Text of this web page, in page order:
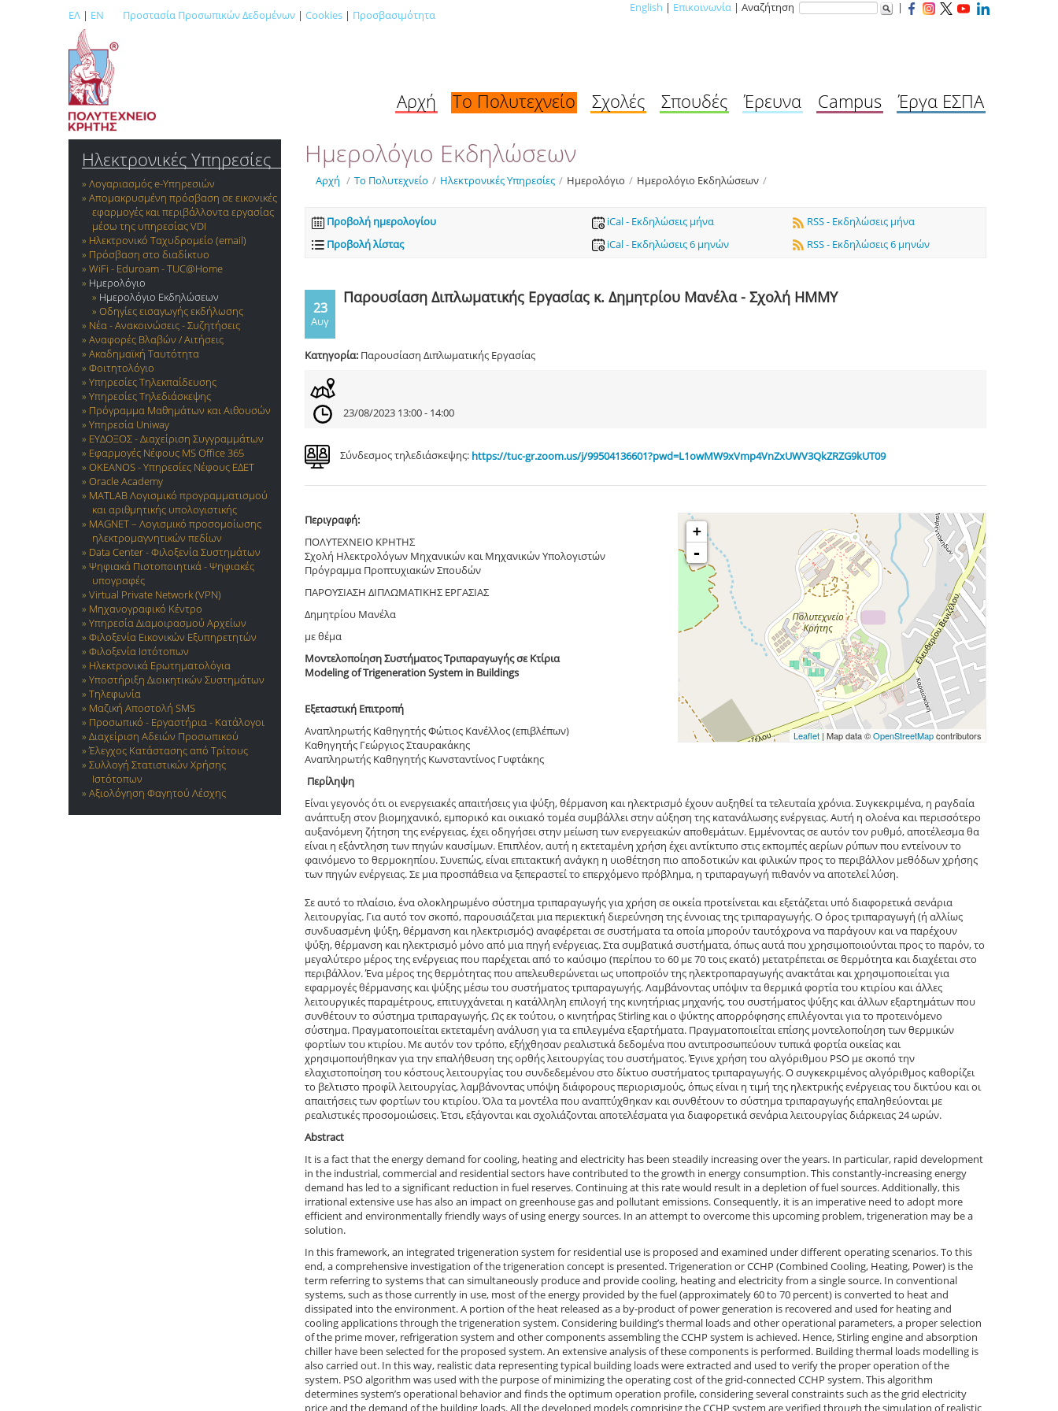
ΕΛ | EN Προστασία Προσωπικών Δεδομένων | Cookies | Προσβασιμότητα
English | Επικοινωνία | Αναζήτηση |
Αρχή Το Πολυτεχνείο Σχολές Σπουδές Έρευνα Campus Έργα ΕΣΠΑ
Ηλεκτρονικές Υπηρεσίες
Λογαριασμός e-Yπηρεσιών
Απομακρυσμένη πρόσβαση σε εικονικές
εφαρμογές και περιβάλλοντα εργασίας
μέσω της υπηρεσίας VDI
Ηλεκτρονικό Ταχυδρομείο (email)
Πρόσβαση στο διαδίκτυο
WiFi - Eduroam - TUC@Home
Ημερολόγιο
Ημερολόγιο Εκδηλώσεων
Οδηγίες εισαγωγής εκδήλωσης
Νέα - Ανακοινώσεις - Συζητήσεις
Αναφορές Βλαβών / Αιτήσεις
Ακαδημαϊκή Ταυτότητα
Φοιτητολόγιο
Υπηρεσίες Τηλεκπαίδευσης
Υπηρεσίες Τηλεδιάσκεψης
Πρόγραμμα Μαθημάτων και Αιθουσών
Υπηρεσία Uniway
ΕΥΔΟΞΟΣ - Διαχείριση Συγγραμμάτων
Εφαρμογές Νέφους MS Office 365
OKEANOS - Υπηρεσίες Νέφους ΕΔΕΤ
Oracle Academy
MATLAB Λογισμικό προγραμματισμού
και αριθμητικής υπολογιστικής
MAGNET – Λογισμικό προσομοίωσης
ηλεκτρομαγνητικών πεδίων
Data Center - Φιλοξενία Συστημάτων
Ψηφιακά Πιστοποιητικά - Ψηφιακές
υπογραφές
Virtual Private Network (VPN)
Μηχανογραφικό Κέντρο
Υπηρεσία Διαμοιρασμού Αρχείων
Φιλοξενία Εικονικών Εξυπηρετητών
Φιλοξενία Ιστότοπων
Ηλεκτρονικά Ερωτηματολόγια
Υποστήριξη Διοικητικών Συστημάτων
Τηλεφωνία
Μαζική Αποστολή SMS
Προσωπικό - Εργαστήρια - Κατάλογοι
Διαχείριση Αδειών Προσωπικού
Έλεγχος Κατάστασης από Τρίτους
Συλλογή Στατιστικών Χρήσης
Ιστότοπων
Αξιολόγηση Φαγητού Λέσχης
Ημερολόγιο Εκδηλώσεων
Αρχή / Το Πολυτεχνείο / Ηλεκτρονικές Υπηρεσίες / Ημερολόγιο / Ημερολόγιο Εκδηλώσεων /
Προβολή ημερολογίου
Προβολή λίστας
iCal - Εκδηλώσεις μήνα
iCal - Εκδηλώσεις 6 μηνών
RSS - Εκδηλώσεις μήνα
RSS - Εκδηλώσεις 6 μηνών
23
Αυγ
Παρουσίαση Διπλωματικής Εργασίας κ. Δημητρίου Μανέλα - Σχολή ΗΜΜΥ
Κατηγορία: Παρουσίαση Διπλωματικής Εργασίας
23/08/2023 13:00 - 14:00
Σύνδεσμος τηλεδιάσκεψης: https://tuc-gr.zoom.us/j/99504136601?pwd=L1owMW9xVmp4VnZxUWV3QkZRZG9kUT09
+
-
Leaflet| Map data ©OpenStreetMapcontributors
Περιγραφή:
ΠΟΛΥΤΕΧΝΕΙΟ ΚΡΗΤΗΣ
Σχολή Ηλεκτρολόγων Μηχανικών και Μηχανικών Υπολογιστών
Πρόγραμμα Προπτυχιακών Σπουδών
ΠΑΡΟΥΣΙΑΣΗ ΔΙΠΛΩΜΑΤΙΚΗΣ ΕΡΓΑΣΙΑΣ
Δημητρίου Μανέλα
με θέμα
Μοντελοποίηση Συστήματος Τριπαραγωγής σε Κτίρια
Modeling of Trigeneration System in Buildings
Εξεταστική Επιτροπή
Αναπληρωτής Καθηγητής Φώτιος Κανέλλος (επιβλέπων)
Καθηγητής Γεώργιος Σταυρακάκης
Αναπληρωτής Καθηγητής Κωνσταντίνος Γυφτάκης
Περίληψη
Είναι γεγονός ότι οι ενεργειακές απαιτήσεις για ψύξη, θέρμανση και ηλεκτρισμό έχουν αυξηθεί τα τελευταία χρόνια. Συγκεκριμένα, η ραγδαία
ανάπτυξη στον βιομηχανικό, εμπορικό και οικιακό τομέα συμβάλλει στην αύξηση της κατανάλωσης ενέργειας. Αυτή η ολοένα και περισσότερο
αυξανόμενη ζήτηση της ενέργειας, έχει οδηγήσει στην μείωση των ενεργειακών αποθεμάτων. Εμμένοντας σε αυτόν τον ρυθμό, αποτέλεσμα θα
είναι η εξάντληση των πηγών καυσίμων. Επιπλέον, αυτή η εκτεταμένη χρήση έχει αντίκτυπο στις εκπομπές αερίων ρύπων που εντείνουν το
φαινόμενο το θερμοκηπίου. Συνεπώς, είναι επιτακτική ανάγκη η υιοθέτηση πιο αποδοτικών και φιλικών προς το περιβάλλον μεθόδων χρήσης
των πηγών ενέργειας. Σε μια προσπάθεια να ξεπεραστεί το επερχόμενο πρόβλημα, η τριπαραγωγή πιθανόν να αποτελεί λύση.
Σε αυτό το πλαίσιο, ένα ολοκληρωμένο σύστημα τριπαραγωγής για χρήση σε οικεία προτείνεται και εξετάζεται υπό διαφορετικά σενάρια
λειτουργίας. Για αυτό τον σκοπό, παρουσιάζεται μια περιεκτική διερεύνηση της έννοιας της τριπαραγωγής. Ο όρος τριπαραγωγή (ή αλλίως
συνδυασμένη ψύξη, θέρμανση και ηλεκτρισμός) αναφέρεται σε συστήματα τα οποία μπορούν ταυτόχρονα να παράγουν και να παρέχουν
ψύξη, θέρμανση και ηλεκτρισμό μόνο από μια πηγή ενέργειας. Στα συμβατικά συστήματα, όπως αυτά που χρησιμοποιούνται προς το παρόν, το
μεγαλύτερο μέρος της ενέργειας που παρέχεται από το καύσιμο (περίπου το 60 με 70 τοις εκατό) μετατρέπεται σε θερμότητα και διαχέεται στο
περιβάλλον. Ένα μέρος της θερμότητας που απελευθερώνεται ως υποπροϊόν της ηλεκτροπαραγωγής ανακτάται και χρησιμοποιείται για
εφαρμογές θέρμανσης και ψύξης μέσω του συστήματος τριπαραγωγής. Λαμβάνοντας υπόψιν τα θερμικά φορτία του κτιρίου και άλλες
λειτουργικές παραμέτρους, επιτυγχάνεται η κατάλληλη επιλογή της κινητήριας μηχανής, του συστήματος ψύξης και άλλων εξαρτημάτων που
συνθέτουν το σύστημα τριπαραγωγής. Ως εκ τούτου, ο κινητήρας Stirling και ο ψύκτης απορρόφησης επιλέγονται για το προτεινόμενο
σύστημα. Πραγματοποιείται εκτεταμένη ανάλυση για τα επιλεγμένα εξαρτήματα. Πραγματοποιείται επίσης μοντελοποίηση των θερμικών
φορτίων του κτιρίου. Με αυτόν τον τρόπο, εξήχθησαν ρεαλιστικά δεδομένα που αντιπροσωπεύουν τυπικά φορτία οικείας και
χρησιμοποιήθηκαν για την επαλήθευση της ορθής λειτουργίας του συστήματος. Έγινε χρήση του αλγόριθμου PSO με σκοπό την
ελαχιστοποίηση του κόστους λειτουργίας του συνδεδεμένου στο δίκτυο συστήματος τριπαραγωγής. Ο συγκεκριμένος αλγόριθμος καθορίζει
τo βελτιστο προφίλ λειτουργίας, λαμβάνοντας υπόψη διάφορους περιορισμούς, όπως είναι η τιμή της ηλεκτρικής ενέργειας του δικτύου και οι
απαιτήσεις των φορτίων του κτιρίου. Όλα τα μοντέλα που αναπτύχθηκαν και συνθέτουν το σύστημα τριπαραγωγής επαληθεύονται με
ρεαλιστικές προσομοιώσεις. Έτσι, εξάγονται και σχολιάζονται αποτελέσματα για διαφορετικά σενάρια λειτουργίας διάρκειας 24 ωρών.
Abstract
It is a fact that the energy demand for cooling, heating and electricity has been steadily increasing over the years. In particular, rapid development
in the industrial, commercial and residential sectors have contributed to the growth in energy consumption. This constantly-increasing energy
demand has led to a significant reduction in fuel reserves. Continuing at this rate would result in a depletion of fuel sources. Additionally, this
irrational extensive use has also an impact on greenhouse gas and pollutant emissions. Consequently, it is an imperative need to adopt more
efficient and environmentally friendly ways of using energy sources. In an attempt to overcome this upcoming problem, trigeneration may be a
solution.
In this framework, an integrated trigeneration system for residential use is proposed and examined under different operating scenarios. To this
end, a comprehensive investigation of the trigeneration concept is presented. Trigeneration or CCHP (Combined Cooling, Heating, Power) is the
term referring to systems that can simultaneously produce and provide cooling, heating and electricity from a single source. In conventional
systems, such as those currently in use, most of the energy provided by the fuel (approximately 60 to 70 percent) is converted to heat and
dissipated into the environment. A portion of the heat released as a by-product of power generation is recovered and used for heating and
cooling applications through the trigeneration system. Considering building’s thermal loads and other operational parameters, a proper selection
of the prime mover, refrigeration system and other components assembling the CCHP system is achieved. Hence, Stirling engine and absorption
chiller have been selected for the proposed system. An extensive analysis of these components is performed. Building thermal loads modelling is
also carried out. In this way, realistic data representing typical building loads were extracted and used to verify the proper operation of the
system. PSO algorithm was used with the purpose of minimizing the operating cost of the grid-connected CCHP system. This algorithm
determines system’s operational behavior and finds the optimum operation profile, considering several constraints such as the grid electricity
price and the demand of the building loads. All the developed models comprising the CCHP system are verified through the simulation of realistic